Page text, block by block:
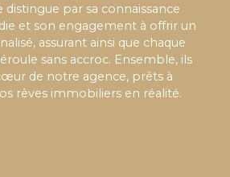
distingue par sa connaissance
et son engagement à offrir un
assurant ainsi que chaque
sans accroc. Ensemble, ils
de notre agence, prêts à
rêves immobiliers en réalité.